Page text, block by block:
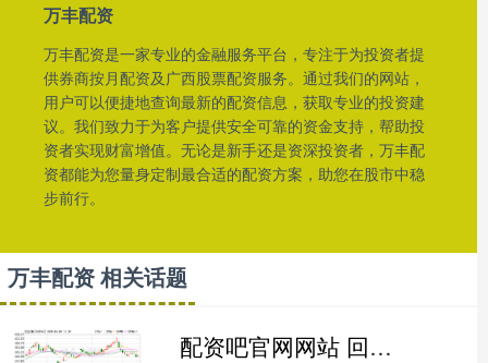
万丰配资
万丰配资是一家专业的金融服务平台，专注于为投资者提
供券商按月配资及广西股票配资服务。通过我们的网站，
用户可以便捷地查询最新的配资信息，获取专业的投资建
议。我们致力于为客户提供安全可靠的资金支持，帮助投
资者实现财富增值。无论是新手还是资深投资者，万丰配
资都能为您量身定制最合适的配资方案，助您在股市中稳
步前行。
万丰配资 相关话题
配资吧官网网站 回应“车圈恒大”争议，比亚迪：经相关部门调查确认无问题